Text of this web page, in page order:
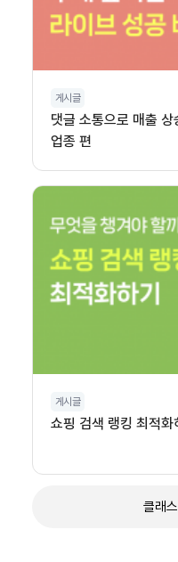
게시글
댓글 소통으로 매출
업종 편
게시글
쇼핑 검색 랭킹 최적화
클래